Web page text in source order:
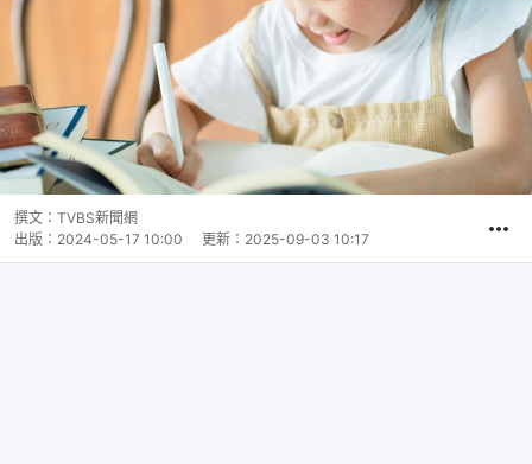
撰文： TVBS新聞網
出版： 2024-05-17 10:00 更新： 2025-09-03 10:17